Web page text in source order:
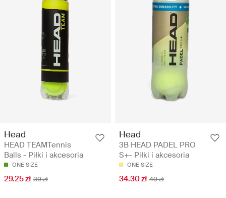
Head
HEAD TEAMTennis
Balls - Piłki i akcesoria
ONE SIZE
29.25 zł 39 zł
Head
3B HEAD PADEL PRO
S+- Piłki i akcesoria
ONE SIZE
34.30 zł 49 zł